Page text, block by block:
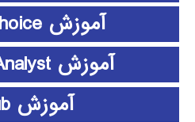
آموزش expert choice
آموزش Frontier Analyst
آموزش github